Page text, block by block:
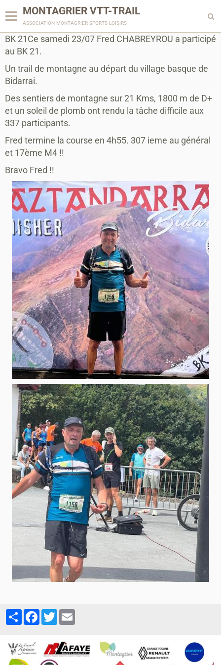
MONTAGRIER VTT-TRAIL
association montagrier sports loisirs
BK 21Ce samedi 23/07 Fred CHABREYROU a participé
au BK 21.
Un trail de montagne au départ du village basque de
Bidarrai.
Des sentiers de montagne sur 21 Kms, 1800 m de D+
et un soleil de plomb ont rendu la tâche difficile aux
337 participants.
Fred termine la course en 4h55. 307 ieme au général
et 17ème M4 !!
Bravo Fred !!
PartagerFacebook
Twitter